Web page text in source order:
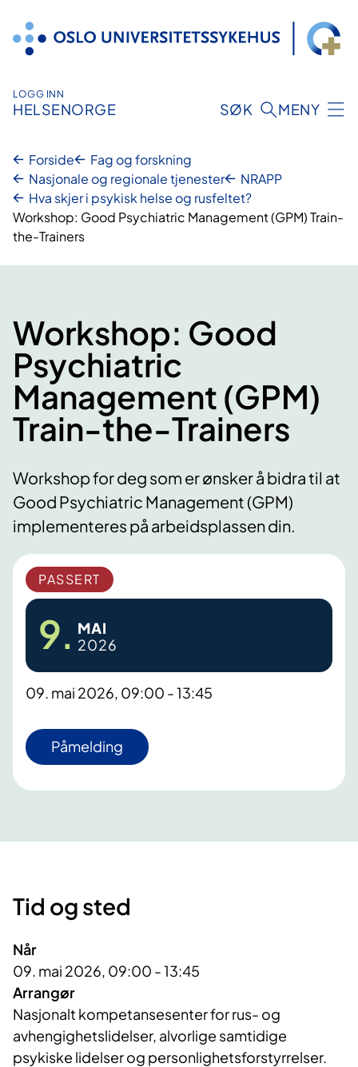
innhold
LOGG INN
HELSENORGE SØK MENY
Forside
Fag og forskning
Nasjonale og regionale tjenester
NRAPP
Hva skjer i psykisk helse og rusfeltet?
Workshop: Good Psychiatric Management (GPM) Train-
the-Trainers
Workshop: Good
Psychiatric
Management (GPM)
Train-the-Trainers
Workshop for deg som er ønsker å bidra til at
Good Psychiatric Management (GPM)
implementeres på arbeidsplassen din.
PASSERT
9. MAI
2026
09. mai 2026, 09:00 - 13:45
Påmelding
Tid og sted
Når
09. mai 2026, 09:00 - 13:45
Arrangør
Nasjonalt kompetansesenter for rus- og
avhengighetslidelser, alvorlige samtidige
psykiske lidelser og personlighetsforstyrrelser.